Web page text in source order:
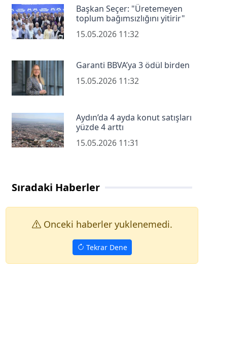
Başkan Seçer: "Üretemeyen
toplum bağımsızlığını yitirir"
15.05.2026 11:32
Garanti BBVA’ya 3 ödül birden
15.05.2026 11:32
Aydın’da 4 ayda konut satışları
yüzde 4 arttı
15.05.2026 11:31
Sıradaki Haberler
Onceki haberler yuklenemedi.
Tekrar Dene